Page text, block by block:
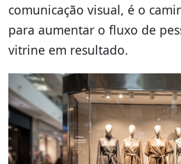
comunicação visual, é o
para aumentar o fluxo de
vitrine em resultado.